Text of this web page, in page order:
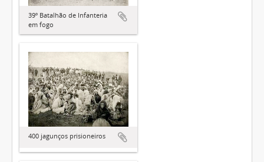
39º Batalhão de Infanteria
em fogo
400 jagunços prisioneiros